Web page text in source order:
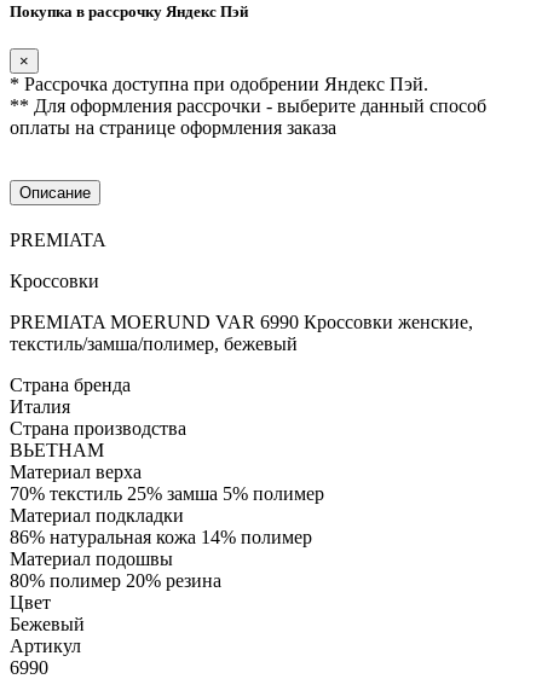
Покупка в рассрочку Яндекс Пэй
×
* Рассрочка доступна при одобрении Яндекс Пэй.
** Для оформления рассрочки - выберите данный способ
оплаты на странице оформления заказа
Описание
PREMIATA
Кроссовки
PREMIATA MOERUND VAR 6990 Кроссовки женские,
текстиль/замша/полимер, бежевый
Страна бренда
Италия
Страна производства
ВЬЕТНАМ
Материал верха
70% текстиль 25% замша 5% полимер
Материал подкладки
86% натуральная кожа 14% полимер
Материал подошвы
80% полимер 20% резина
Цвет
Бежевый
Артикул
6990